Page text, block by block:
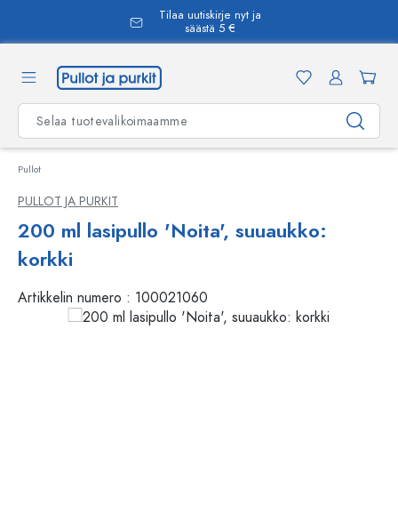
Tilaa uutiskirje nyt ja
säästä 5 €
Pullot
PULLOT JA PURKIT
200 ml lasipullo 'Noita', suuaukko:
korkki
Artikkelin numero : 100021060